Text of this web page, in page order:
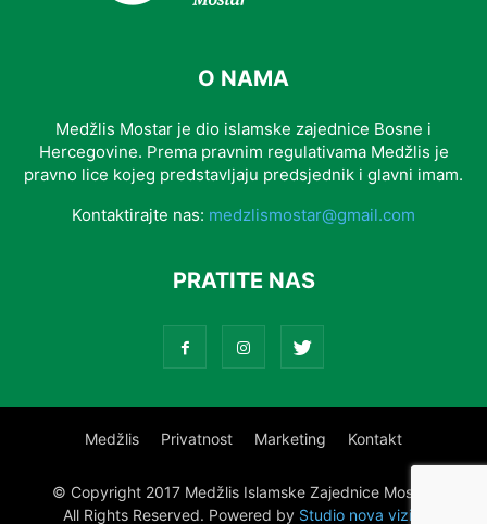
O NAMA
Medžlis Mostar je dio islamske zajednice Bosne i
Hercegovine. Prema pravnim regulativama Medžlis je
pravno lice kojeg predstavljaju predsjednik i glavni imam.
Kontaktirajte nas: medzlismostar@gmail.com
PRATITE NAS
Medžlis Privatnost Marketing Kontakt
© Copyright 2017 Medžlis Islamske Zajednice Mostar.
All Rights Reserved. Powered by Studio nova vizija